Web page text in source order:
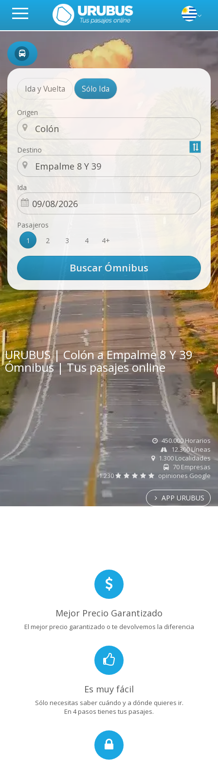
Ida y Vuelta Sólo Ida
Origen
Destino
Ida
Pasajeros
1
2 3 4 4+
URUBUS | Colón a Empalme 8 Y 39
Ómnibus | Tus pasajes online
450.000 Horarios
12.300 Líneas
1.300 Localidades
70 Empresas
1.230
opiniones Google
APP URUBUS
Mejor Precio Garantizado
El mejor precio garantizado o te devolvemos la diferencia
Es muy fácil
Sólo necesitas saber cuándo y a dónde quieres ir.
En 4 pasos tienes tus pasajes.